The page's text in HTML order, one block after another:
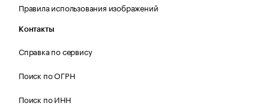
Правила использования изображений
Контакты
Справка по сервису
Поиск по ОГРН
Поиск по ИНН